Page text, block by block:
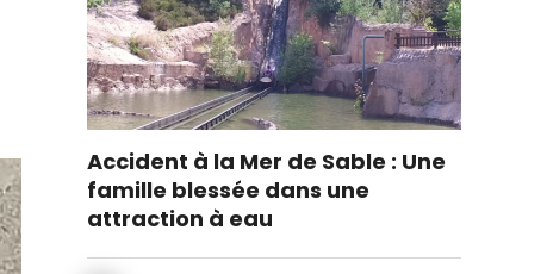
Accident à la Mer de Sable : Une
famille blessée dans une
attraction à eau